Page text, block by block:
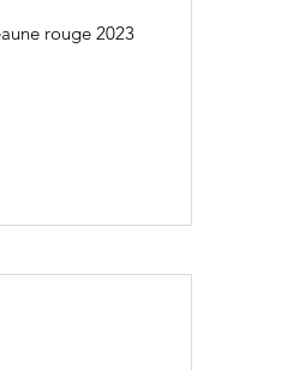
rouge 2023